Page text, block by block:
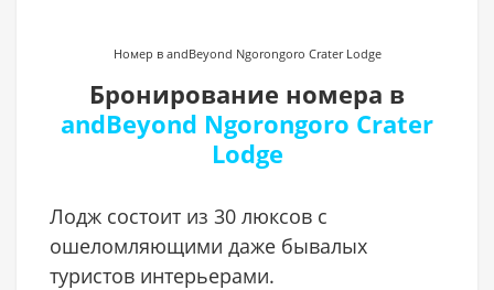
Номер в andBeyond Ngorongoro Crater Lodge
Бронирование номера в
andBeyond Ngorongoro Crater
Lodge
Лодж состоит из 30 люксов с
ошеломляющими даже бывалых
туристов интерьерами.